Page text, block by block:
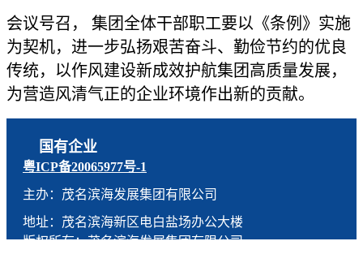
会议号召， 集团全体干部职工要以《条例》实施
为契机，进一步弘扬艰苦奋斗、勤俭节约的优良
传统，以作风建设新成效护航集团高质量发展，
为营造风清气正的企业环境作出新的贡献。
国有企业
粤ICP备20065977号-1
主办：茂名滨海发展集团有限公司
地址：茂名滨海新区电白盐场办公大楼
版权所有：茂名滨海发展集团有限公司